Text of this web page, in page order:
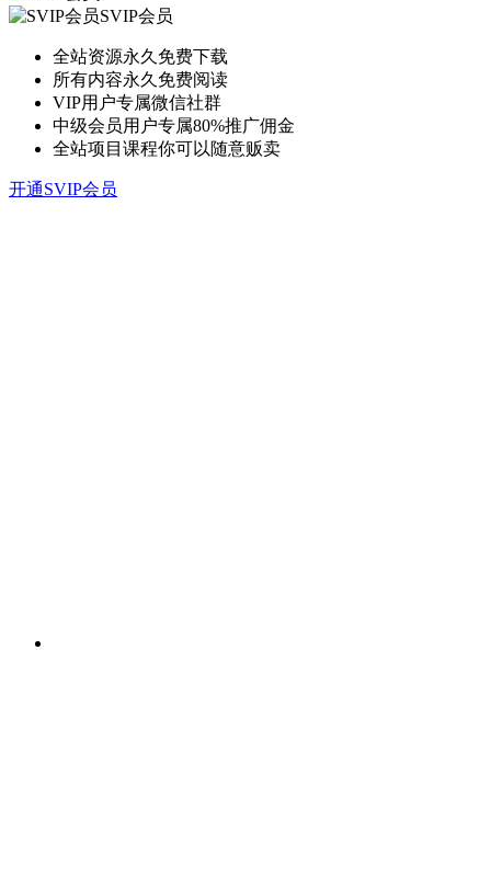
SVIP会员
全站资源永久免费下载
所有内容永久免费阅读
VIP用户专属微信社群
中级会员用户专属80%推广佣金
全站项目课程你可以随意贩卖
开通SVIP会员